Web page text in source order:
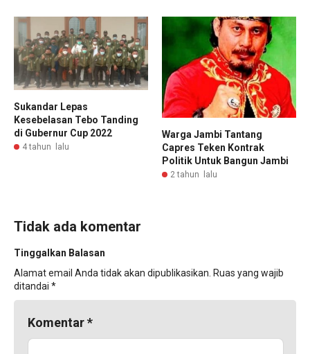
Sukandar Lepas
Kesebelasan Tebo Tanding
di Gubernur Cup 2022
4 tahun lalu
Warga Jambi Tantang
Capres Teken Kontrak
Politik Untuk Bangun Jambi
2 tahun lalu
Tidak ada komentar
Tinggalkan Balasan
Alamat email Anda tidak akan dipublikasikan. Ruas yang wajib
ditandai *
Komentar*